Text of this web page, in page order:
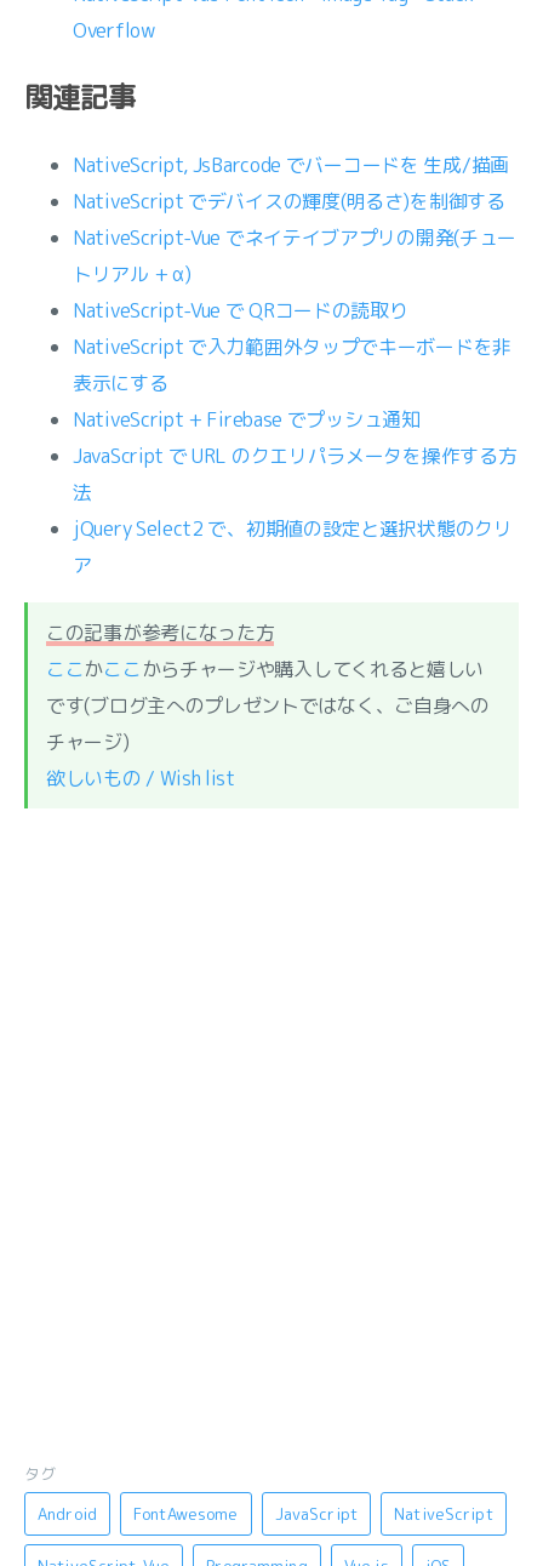
Overflow
関連記事
NativeScript, JsBarcode でバーコードを 生成/描画
NativeScript でデバイスの輝度(明るさ)を制御する
NativeScript-Vue でネイテイブアプリの開発(チュー
トリアル + α)
NativeScript-Vue で QRコードの読取り
NativeScript で入力範囲外タップでキーボードを非
表示にする
NativeScript + Firebase でプッシュ通知
JavaScript で URL のクエリパラメータを操作する方
法
jQuery Select2 で、初期値の設定と選択状態のクリ
ア
この記事が参考になった方
ここかここ からチャージや購入してくれると嬉しい
です(ブログ主へのプレゼントではなく、ご自身への
チャージ)
欲しいもの / Wish list
タグ
Android
FontAwesome JavaScript NativeScript